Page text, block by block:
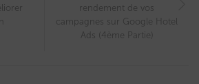
rendement de vos
campagnes sur Google Hotel
Ads (4ème Partie)